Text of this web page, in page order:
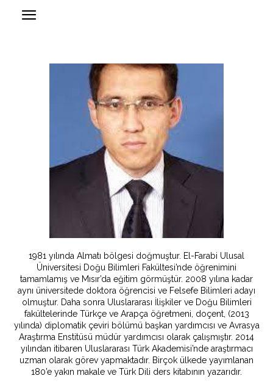
1981 yılında Almatı bölgesi doğmuştur. El-Farabi Ulusal
Üniversitesi Doğu Bilimleri Fakültesi’nde öğrenimini
tamamlamış ve Mısır’da eğitim görmüştür. 2008 yılına kadar
aynı üniversitede doktora öğrencisi ve Felsefe Bilimleri adayı
olmuştur. Daha sonra Uluslararası İlişkiler ve Doğu Bilimleri
fakültelerinde Türkçe ve Arapça öğretmeni, doçent, (2013
yılında) diplomatik çeviri bölümü başkan yardımcısı ve Avrasya
Araştırma Enstitüsü müdür yardımcısı olarak çalışmıştır. 2014
yılından itibaren Uluslararası Türk Akademisi’nde araştırmacı
uzman olarak görev yapmaktadır. Birçok ülkede yayımlanan
180’e yakın makale ve Türk Dili ders kitabının yazarıdır.